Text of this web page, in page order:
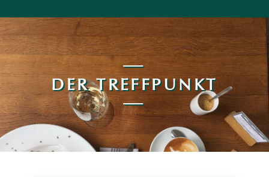
DER TREFFPUNKT